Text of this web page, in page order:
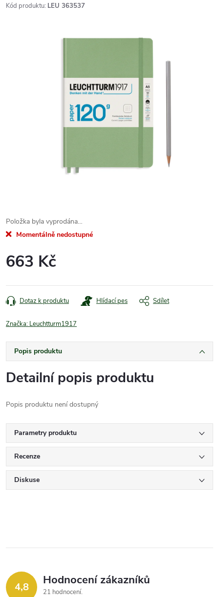
Kód produktu: LEU 363537
Položka byla vyprodána…
Momentálně nedostupné
663 Kč
cena:
Dotaz k produktu Hlídací pes Sdílet
Značka: Leuchtturm1917
Popis produktu
Detailní popis produktu
Popis produktu není dostupný
Parametry produktu
Recenze
Diskuse
4,8 Hodnocení zákazníků
21 hodnocení